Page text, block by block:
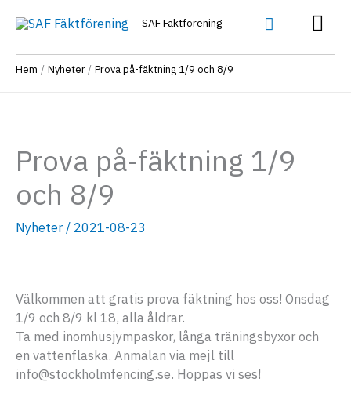
SAF Fäktförening Sök
Hem Nyheter Prova på-fäktning 1/9 och 8/9
Prova på-fäktning 1/9
och 8/9
Nyheter/ 2021-08-23
Välkommen att gratis prova fäktning hos oss! Onsdag
1/9 och 8/9 kl 18, alla åldrar.
Ta med inomhusjympaskor, långa träningsbyxor och
en vattenflaska. Anmälan via mejl till
info@stockholmfencing.se. Hoppas vi ses!